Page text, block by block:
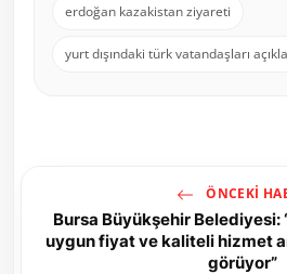
erdoğan kazakistan ziyareti
yurt dışındaki türk vatandaşları
ÖNCEKI
Bursa Büyükşehir Belediyesi:
uygun fiyat ve kaliteli hizmet
görüyor”